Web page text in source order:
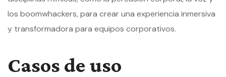
los boomwhackers, para crear una experiencia inmersiva
y transformadora para equipos corporativos.
Casos de uso